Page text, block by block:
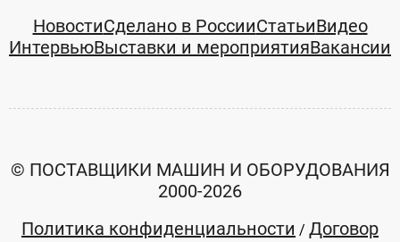
НовостиСделано в РоссииСтатьиВидео
ИнтервьюВыставки и мероприятияВакансии
© ПОСТАВЩИКИ МАШИН И ОБОРУДОВАНИЯ
2000-2026
Политика конфиденциальности / Договор